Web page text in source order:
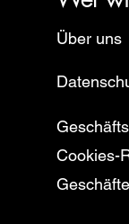
Über uns
Cookies-
Geschäfte